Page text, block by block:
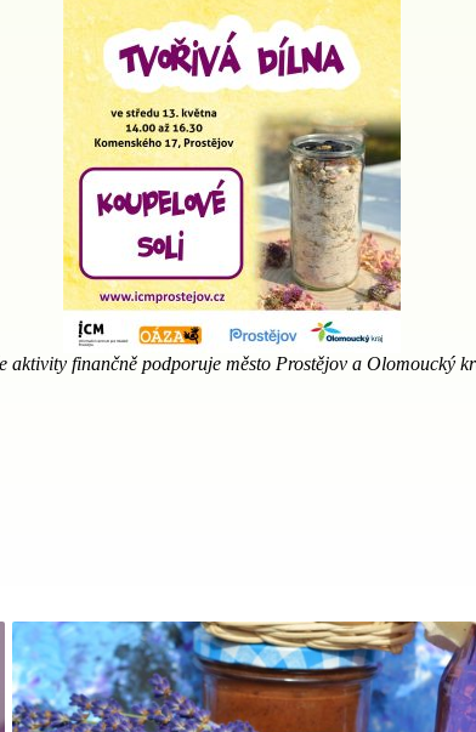
aktivity finančně podporuje město Prostějov a Olomoucký